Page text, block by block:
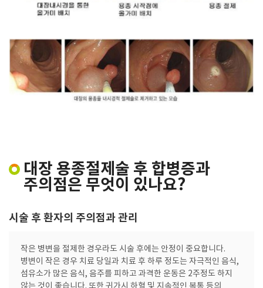
대장 용종절제술 후 합병증과
주의점은 무엇이 있나요?
시술 후 환자의 주의점과 관리
작은 병변을 절제한 경우라도 시술 후에는 안정이 중요합니다.
병변이 작은 경우 치료 당일과 치료 후 하루 정도는 자극적인 음식,
섬유소가 많은 음식, 음주를 피하고 과격한 운동은 2주정도 하지